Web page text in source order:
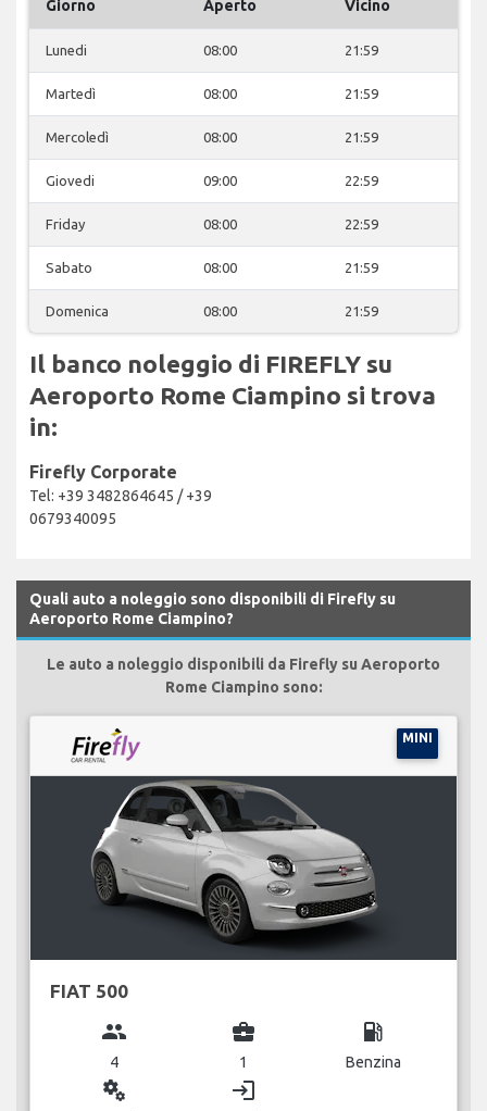
Giorno Aperto Vicino
Lunedi 08:00 21:59
Martedì 08:00 21:59
Mercoledì 08:00 21:59
Giovedi 09:00 22:59
Friday 08:00 22:59
Sabato 08:00 21:59
Domenica 08:00 21:59
Il banco noleggio di FIREFLY su
Aeroporto Rome Ciampino si trova
in:
Firefly Corporate
Tel: +39 3482864645 / +39
0679340095
Quali auto a noleggio sono disponibili di Firefly su
Aeroporto Rome Ciampino?
Le auto a noleggio disponibili da Firefly su Aeroporto
Rome Ciampino sono:
MINI
FIAT 500
group
4
business_center
1
local_gas_station
Benzina
miscellaneous_services login